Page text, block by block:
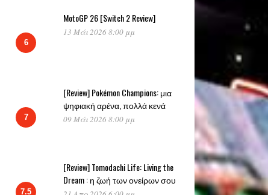
6
MotoGP 26 [Switch 2 Review]
13 Μάι 2026 8:00 μμ
7
[Review] Pokémon Champions: μια
ψηφιακή αρένα, πολλά κενά
09 Μάι 2026 8:00 μμ
7.5
[Review] Tomodachi Life: Living the
Dream : η ζωή των ονείρων σου